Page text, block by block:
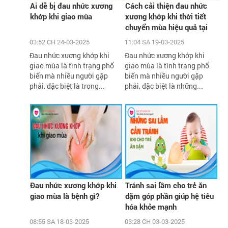
Ai dễ bị đau nhức xương
khớp khi giao mùa
03:52 CH 24-03-2025
Đau nhức xương khớp khi
giao mùa là tình trạng phổ
biến mà nhiều người gặp
phải, đặc biệt là trong...
Cách cải thiện đau nhức
xương khớp khi thời tiết
chuyển mùa hiệu quả tại
nhà
11:04 SA 19-03-2025
Đau nhức xương khớp khi
giao mùa là tình trạng phổ
biến mà nhiều người gặp
phải, đặc biệt là những...
Đau nhức xương khớp khi
giao mùa là bệnh gì?
08:55 SA 18-03-2025
Tránh sai lầm cho trẻ ăn
dặm góp phần giúp hệ tiêu
hóa khỏe mạnh
03:28 CH 03-03-2025